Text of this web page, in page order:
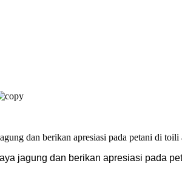
jagung dan berikan apresiasi pada